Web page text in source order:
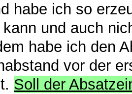
habe ich so
und auch
habe ich den
vor der
Soll der